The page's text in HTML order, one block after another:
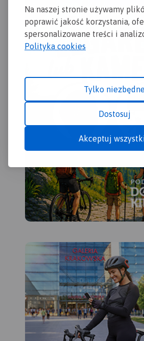
Na naszej stronie używamy
poprawić jakość korzystania,
spersonalizowane treści i
Polityka cookies
Tylko niezbędne
Dostosuj
Akceptuj
Krajobrazowego Puszczy
Zielonki oraz Park
Krajobrazowy Promno.
Kostrzyn.